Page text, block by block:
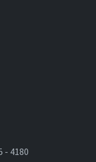
- 4180